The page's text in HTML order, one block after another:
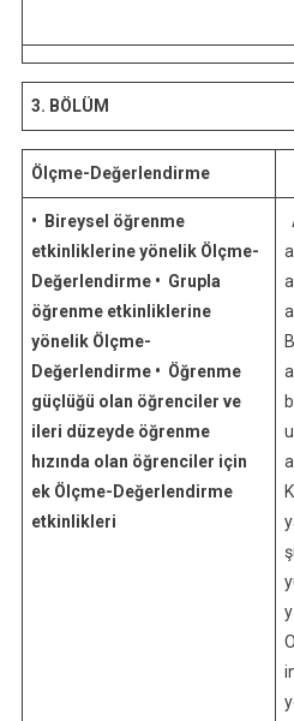
3. BÖLÜM
Ölçme-Değerlendirme
• Bireysel öğrenme
etkinliklerine yönelik Ölçme-
Değerlendirme • Grupla
öğrenme etkinliklerine
yönelik Ölçme-
Değerlendirme • Öğrenme
güçlüğü olan öğrenciler ve
ileri düzeyde öğrenme
hızında olan öğrenciler için
ek Ölçme-Değerlendirme
etkinlikleri